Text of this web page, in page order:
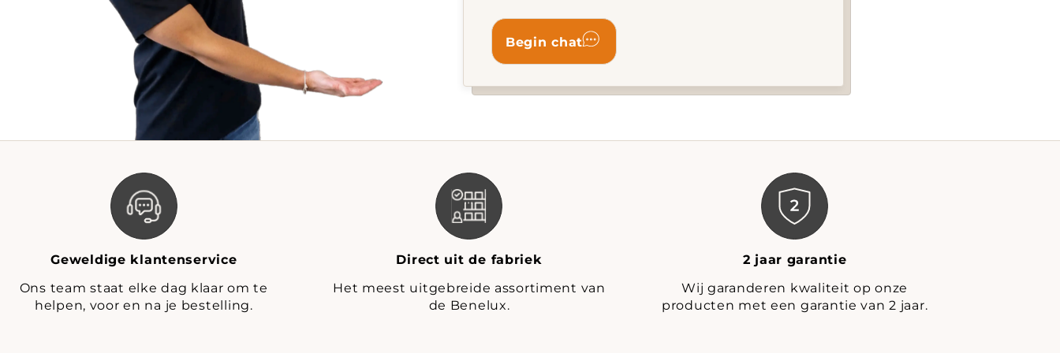
Geweldige klantenservice
Ons team staat elke dag klaar om te
helpen, voor en na je bestelling.
Direct uit de fabriek
Het meest uitgebreide assortiment van
de Benelux.
2 jaar garantie
Wij garanderen kwaliteit op onze
producten met een garantie van 2 jaar.